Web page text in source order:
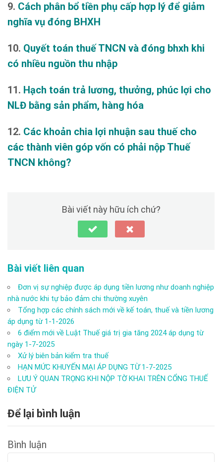
9. Cách phân bổ tiền phụ cấp hợp lý để giảm
nghĩa vụ đóng BHXH
10. Quyết toán thuế TNCN và đóng bhxh khi
có nhiều nguồn thu nhập
11. Hạch toán trả lương, thưởng, phúc lợi cho
NLĐ bằng sản phẩm, hàng hóa
12. Các khoản chia lợi nhuận sau thuế cho
các thành viên góp vốn có phải nộp Thuế
TNCN không?
Bài viết này hữu ích chứ?
Bài viết liên quan
Đơn vị sự nghiệp được áp dụng tiền lương như doanh nghiệp
nhà nước khi tự bảo đảm chi thường xuyên
Tổng hợp các chính sách mới về kế toán, thuế và tiền lương
áp dụng từ 1-1-2026
6 điểm mới về Luật Thuế giá trị gia tăng 2024 áp dụng từ
ngày 1-7-2025
Xử lý biên bản kiểm tra thuế
HẠN MỨC KHUYẾN MẠI ÁP DỤNG TỪ 1-7-2025
LƯU Ý QUAN TRỌNG KHI NỘP TỜ KHAI TRÊN CỔNG THUẾ
ĐIỆN TỬ
Để lại bình luận
Bình luận